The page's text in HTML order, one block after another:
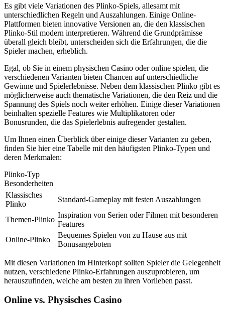
Es gibt viele Variationen des Plinko-Spiels, allesamt mit
unterschiedlichen Regeln und Auszahlungen. Einige Online-
Plattformen bieten innovative Versionen an, die den klassischen
Plinko-Stil modern interpretieren. Während die Grundprämisse
überall gleich bleibt, unterscheiden sich die Erfahrungen, die die
Spieler machen, erheblich.
Egal, ob Sie in einem physischen Casino oder online spielen, die
verschiedenen Varianten bieten Chancen auf unterschiedliche
Gewinne und Spielerlebnisse. Neben dem klassischen Plinko gibt es
möglicherweise auch thematische Variationen, die den Reiz und die
Spannung des Spiels noch weiter erhöhen. Einige dieser Variationen
beinhalten spezielle Features wie Multiplikatoren oder
Bonusrunden, die das Spielerlebnis aufregender gestalten.
Um Ihnen einen Überblick über einige dieser Varianten zu geben,
finden Sie hier eine Tabelle mit den häufigsten Plinko-Typen und
deren Merkmalen:
Plinko-Typ
Besonderheiten
Klassisches
Plinko
Standard-Gameplay mit festen Auszahlungen
Themen-Plinko
Inspiration von Serien oder Filmen mit besonderen
Features
Online-Plinko
Bequemes Spielen von zu Hause aus mit
Bonusangeboten
Mit diesen Variationen im Hinterkopf sollten Spieler die Gelegenheit
nutzen, verschiedene Plinko-Erfahrungen auszuprobieren, um
herauszufinden, welche am besten zu ihren Vorlieben passt.
Online vs. Physisches Casino